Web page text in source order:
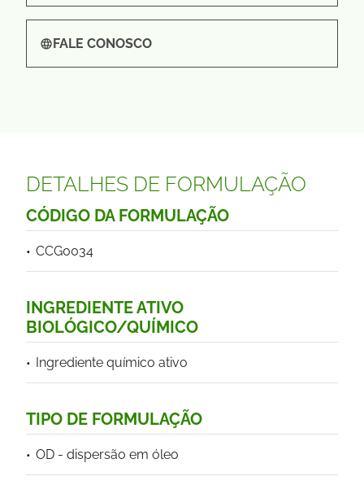
FALE CONOSCO
DETALHES DE FORMULAÇÃO
CÓDIGO DA FORMULAÇÃO
CCG0034
INGREDIENTE ATIVO
BIOLÓGICO/QUÍMICO
Ingrediente químico ativo
TIPO DE FORMULAÇÃO
OD - dispersão em óleo